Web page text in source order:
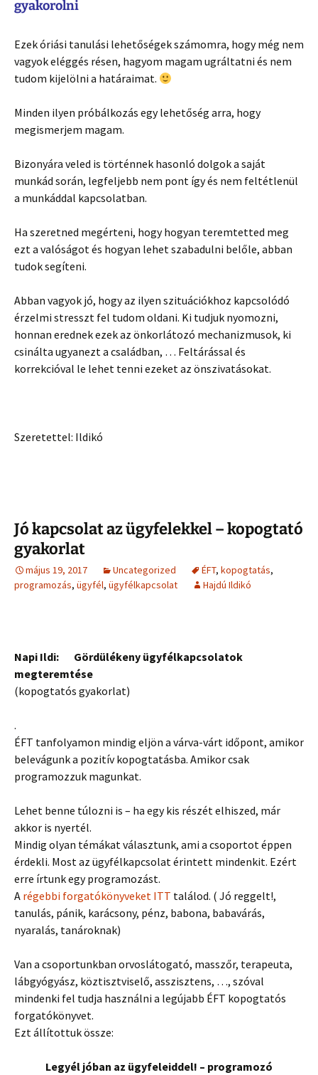
gyakorolni
Ezek óriási tanulási lehetőségek számomra, hogy még nem
vagyok eléggés résen, hagyom magam ugráltatni és nem
tudom kijelölni a határaimat.
Minden ilyen próbálkozás egy lehetőség arra, hogy
megismerjem magam.
Bizonyára veled is történnek hasonló dolgok a saját
munkád során, legfeljebb nem pont így és nem feltétlenül
a munkáddal kapcsolatban.
Ha szeretned megérteni, hogy hogyan teremtetted meg
ezt a valóságot és hogyan lehet szabadulni belőle, abban
tudok segíteni.
Abban vagyok jó, hogy az ilyen szituációkhoz kapcsolódó
érzelmi stresszt fel tudom oldani. Ki tudjuk nyomozni,
honnan erednek ezek az önkorlátozó mechanizmusok, ki
csinálta ugyanezt a családban, … Feltárással és
korrekcióval le lehet tenni ezeket az önszivatásokat.
Szeretettel: Ildikó
Jó kapcsolat az ügyfelekkel – kopogtató
gyakorlat
május 19, 2017 Uncategorized ÉFT, kopogtatás,
programozás, ügyfél, ügyfélkapcsolat Hajdú Ildikó
Napi Ildi: Gördülékeny ügyfélkapcsolatok
megteremtése
(kopogtatós gyakorlat)
.
ÉFT tanfolyamon mindig eljön a várva-várt időpont, amikor
belevágunk a pozitív kopogtatásba. Amikor csak
programozzuk magunkat.
Lehet benne túlozni is – ha egy kis részét elhiszed, már
akkor is nyertél.
Mindig olyan témákat választunk, ami a csoportot éppen
érdekli. Most az ügyfélkapcsolat érintett mindenkit. Ezért
erre írtunk egy programozást.
A régebbi forgatókönyveket ITT találod. ( Jó reggelt!,
tanulás, pánik, karácsony, pénz, babona, babavárás,
nyaralás, tanároknak)
Van a csoportunkban orvoslátogató, masszőr, terapeuta,
lábgyógyász, köztisztviselő, asszisztens, …, szóval
mindenki fel tudja használni a legújabb ÉFT kopogtatós
forgatókönyvet.
Ezt állítottuk össze:
Legyél jóban az ügyfeleiddel! – programozó